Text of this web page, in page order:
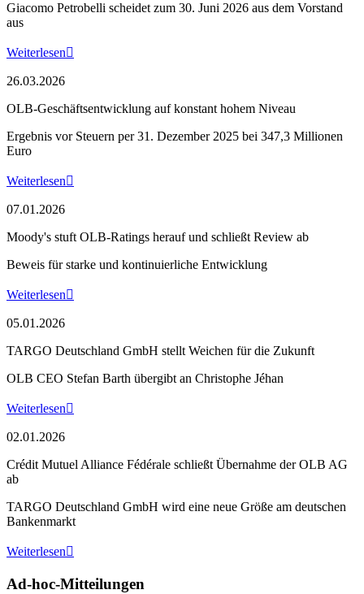
Giacomo Petrobelli scheidet zum 30. Juni 2026 aus dem Vorstand
aus
Weiterlesen
26.03.2026
OLB-Geschäftsentwicklung auf konstant hohem Niveau
Ergebnis vor Steuern per 31. Dezember 2025 bei 347,3 Millionen
Euro
Weiterlesen
07.01.2026
Moody's stuft OLB-Ratings herauf und schließt Review ab
Beweis für starke und kontinuierliche Entwicklung
Weiterlesen
05.01.2026
TARGO Deutschland GmbH stellt Weichen für die Zukunft
OLB CEO Stefan Barth übergibt an Christophe Jéhan
Weiterlesen
02.01.2026
Crédit Mutuel Alliance Fédérale schließt Übernahme der OLB AG
ab
TARGO Deutschland GmbH wird eine neue Größe am deutschen
Bankenmarkt
Weiterlesen
Ad-hoc-Mitteilungen